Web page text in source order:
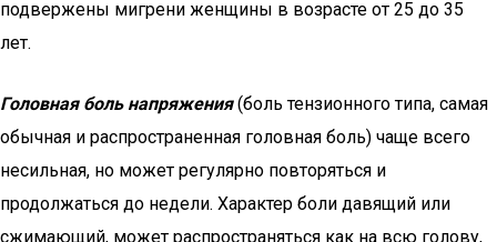
подвержены мигрени женщины в возрасте от 25 до 35
лет.
Головная боль напряжения(боль тензионного типа, самая
обычная и распространенная головная боль) чаще всего
несильная, но может регулярно повторяться и
продолжаться до недели. Характер боли давящий или
сжимающий, может распространяться как на всю голову,